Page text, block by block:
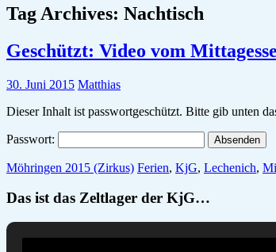
Tag Archives: Nachtisch
Geschützt: Video vom
30. Juni 2015 Matthias
Dieser Inhalt ist passwortgeschützt. Bitte gib unten
Passwort:
Möhringen 2015 (Zirkus) Ferien, KjG, Lechenich,
Das ist das Zeltlager der KjG…